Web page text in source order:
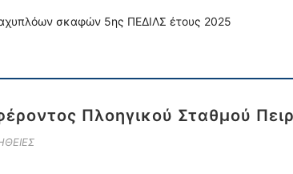
σκαφών 5ης ΠΕΔΙΛΣ έτους 2025
Πλοηγικού Σταθμού